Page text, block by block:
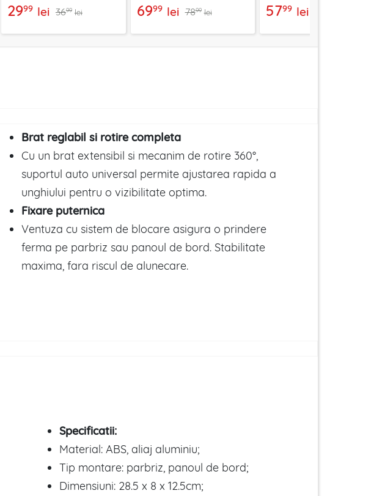
2999 lei 3699 lei 6999 lei 7899 lei 5799 lei
Brat reglabil si rotire completa
Cu un brat extensibil si mecanim de rotire 360°,
suportul auto universal permite ajustarea rapida a
unghiului pentru o vizibilitate optima.
Fixare puternica
Ventuza cu sistem de blocare asigura o prindere
ferma pe parbriz sau panoul de bord. Stabilitate
maxima, fara riscul de alunecare.
Specificatii:
Material: ABS, aliaj aluminiu;
Tip montare: parbriz, panoul de bord;
Dimensiuni: 28.5 x 8 x 12.5cm;